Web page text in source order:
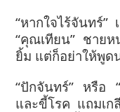
“หากใจไร้จันทร์”
“คุณเทียน” ชาย
ยิ้ม แต่ก็อย่าให้พูด
“ปักจันทร์” หรือ
และขี้โรค แถมเ